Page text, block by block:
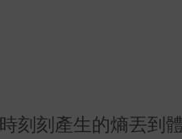
刻刻產生的熵丟到